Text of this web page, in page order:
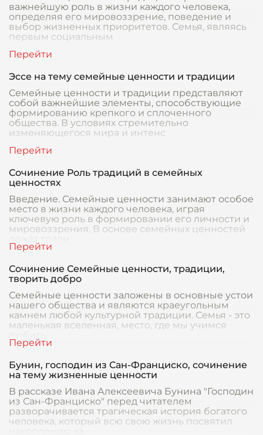
важнейшую роль в жизни каждого человека,
определяя его мировоззрение, поведение и
выбор жизненных приоритетов. Семья, являясь
первым социальным
Эссе на тему семейные ценности и традиции
Семейные ценности и традиции представляют
собой важнейшие элементы, способствующие
формированию крепкого и сплоченного
общества. В условиях стремительно
изменяющегося мира и интенс
Сочинение Роль традиций в семейных
ценностях
Введение. Семейные ценности занимают особое
место в жизни каждого человека, играя
ключевую роль в формировании его личности и
мировоззрения. В основе семейных ценностей
Сочинение Семейные ценности, традиции,
творить добро
Семейные ценности заложены в основные устои
нашего общества и являются краеугольным
камнем любой культурной традиции. Семья - это
маленькая вселенная, место, где мы учимся
любить,
Бунин, господин из Сан-Франциско, сочинение
на тему жизненные ценности
В рассказе Ивана Алексеевича Бунина "Господин
из Сан-Франциско" перед читателем
разворачивается трагическая история богатого
человека, который всю свою жизнь посвятил